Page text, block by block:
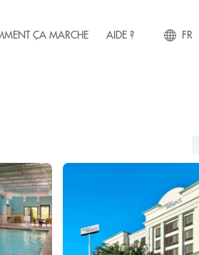
ÇA MARCHE AIDE ? FR